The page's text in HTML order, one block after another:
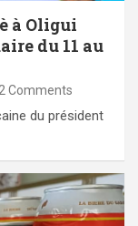
à Oligui
du 11 au
Comments
du président